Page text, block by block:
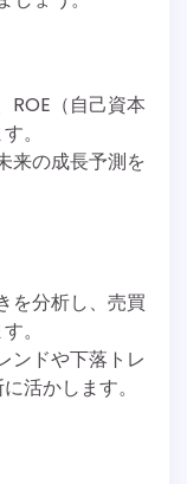
ROE（自己資本
。
来の成長予測を
を分析し、売買
。
ンドや下落トレ
活かします。